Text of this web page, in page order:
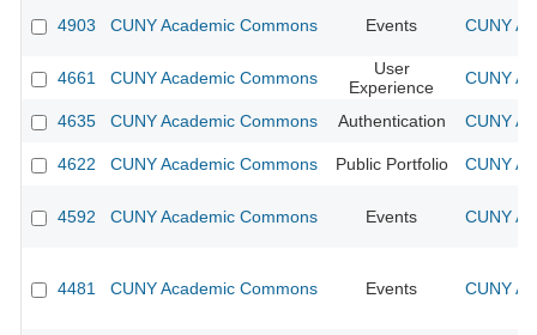
4903 CUNY Academic Commons Events CUNY
4661 CUNY Academic Commons
User
Experience
CUNY
4635 CUNY Academic Commons Authentication CUNY
4622 CUNY Academic Commons Public Portfolio CUNY
4592 CUNY Academic Commons Events CUNY
4481 CUNY Academic Commons Events CUNY